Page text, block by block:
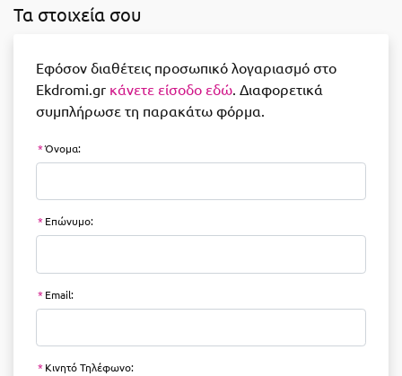
Τα στοιχεία σου
Εφόσον διαθέτεις προσωπικό λογαριασμό στο
Ekdromi.gr κάνετε είσοδο εδώ. Διαφορετικά
συμπλήρωσε τη παρακάτω φόρμα.
*Όνομα:
*Επώνυμο:
*Email:
*Κινητό Τηλέφωνο: